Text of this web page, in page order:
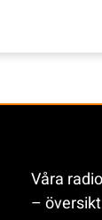
Våra
– översikt